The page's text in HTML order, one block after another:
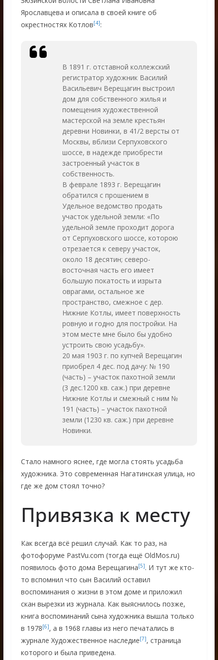
Ярославцева и описала в своей книге об
окрестностях Котлов[4]:
В 1891 г. отставной коллежский
регистратор художник Василий
Васильевич Верещагин выстроил
дом для собственного жилья и
помещения художественной
мастерской на земле крестьян
деревни Новинки, в 41/2версты от
Москвы, вблизи Серпуховского
шоссе, в надежде приобрести
застроенный участок в
собственность.
В феврале 1893 г. Верещагин
обратился с прошением в
Удельное ведомство продать
участок удельной земли: «По
удельной земле проходит дорога
от Серпуховского шоссе, которою
отрезается к северу участок,
около 18 десятин; северо-
восточная часть его имеет
большую покатость и изрыта
оврагами, остальное же
пространство, смежное с дер.
Нижние Котлы, имеет поверхность
ровную и годно для постройки. На
этом месте мне было бы удобно
устроить свою усадьбу».
20 мая 1903 г. по купчей Верещагин
приобрел 4 дес. под дачу: № 190
(часть) – участок пахотной земли
(3 дес.1200 кв. саж.) при деревне
Нижние Котлы и смежный с ним №
191 (часть) – участок пахотной
земли (1230 кв. саж.) при деревне
Новинки.
Стало намного яснее, где могла стоять усадьба
художника. Это современная Нагатинская улица, но
где же дом стоял точно?
Привязка к месту
Как всегда всё решил случай. Как то раз, на
фотофоруме PastVu.com (тогда ещё OldMos.ru)
появилось фото дома Верещагина[5]. И тут же кто-
то вспомнил что сын Василий оставил
воспоминания о жизни в этом доме и приложил
скан вырезки из журнала. Как выяснилось позже,
книга воспоминаний сына художника вышла только
в 1978[6], а в 1968 главы из него печатались в
журнале Художественное наследие[7], страница
которого и была приведена.